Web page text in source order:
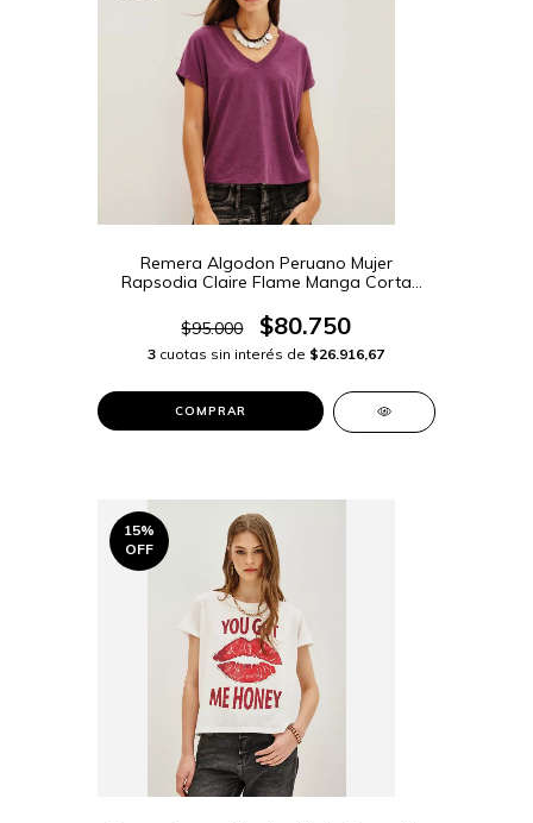
Remera Algodon Peruano Mujer
Rapsodia Claire Flame Manga Corta
$95.000
$80.750
3 cuotas sin interés de $26.916,67
COMPRAR
15%
OFF